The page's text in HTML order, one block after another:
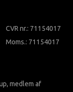
CVR nr.: 71154017
Moms.: 71154017
medlem af